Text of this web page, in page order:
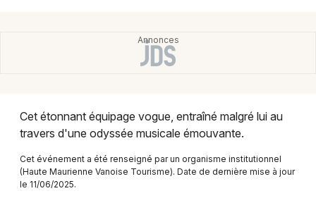
Expos
Spectacles en Rhône-Alpes
Cet étonnant équipage vogue, entraîné malgré lui au
travers d'une odyssée musicale émouvante.
Cet événement a été renseigné par un organisme institutionnel
(Haute Maurienne Vanoise Tourisme). Date de dernière mise à jour
le 11/06/2025.